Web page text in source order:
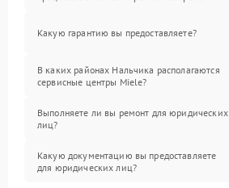
Какую гарантию вы предоставляете?
В каких районах Нальчика располагаются
сервисные центры Miele?
Выполняете ли вы ремонт для юридических
лиц?
Какую документацию вы предоставляете
для юридических лиц?